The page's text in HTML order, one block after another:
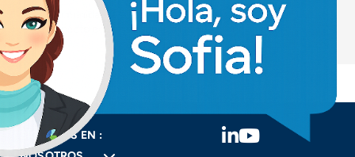
Comunidad: es importante para nosotros generar
impacto en las personas a las que atendemos.
SÍGUENOS EN :